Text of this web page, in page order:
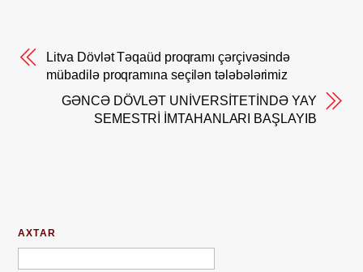
Litva Dövlət Təqaüd proqramı çərçivəsində
mübadilə proqramına seçilən tələbələrimiz
GƏNCƏ DÖVLƏT UNİVERSİTETİNDƏ YAY
SEMESTRİ İMTAHANLARI BAŞLAYIB
AXTAR